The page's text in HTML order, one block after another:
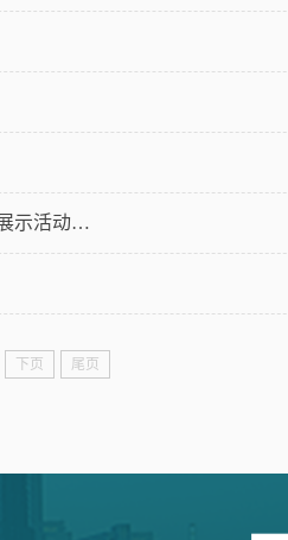
关于开展“庆祝建党100周年 助力脱贫·抗疫同行” 主题照片和微视频征集展示活动的通知
下页 尾页